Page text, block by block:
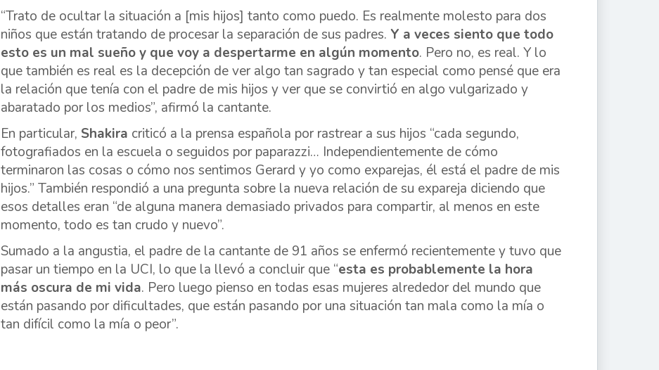
“Trato de ocultar la situación a [mis hijos] tanto como puedo. Es realmente molesto para dos
niños que están tratando de procesar la separación de sus padres. Y a veces siento que todo
esto es un mal sueño y que voy a despertarme en algún momento. Pero no, es real. Y lo
que también es real es la decepción de ver algo tan sagrado y tan especial como pensé que era
la relación que tenía con el padre de mis hijos y ver que se convirtió en algo vulgarizado y
abaratado por los medios”, afirmó la cantante.
En particular, Shakira criticó a la prensa española por rastrear a sus hijos “cada segundo,
fotografiados en la escuela o seguidos por paparazzi… Independientemente de cómo
terminaron las cosas o cómo nos sentimos Gerard y yo como exparejas, él está el padre de mis
hijos.” También respondió a una pregunta sobre la nueva relación de su expareja diciendo que
esos detalles eran “de alguna manera demasiado privados para compartir, al menos en este
momento, todo es tan crudo y nuevo”.
Sumado a la angustia, el padre de la cantante de 91 años se enfermó recientemente y tuvo que
pasar un tiempo en la UCI, lo que la llevó a concluir que “esta es probablemente la hora
más oscura de mi vida. Pero luego pienso en todas esas mujeres alrededor del mundo que
están pasando por dificultades, que están pasando por una situación tan mala como la mía o
tan difícil como la mía o peor”.